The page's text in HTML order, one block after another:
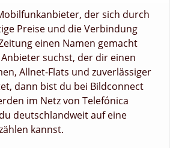
der sich durch
Preise und die Verbindung
einen Namen gemacht
suchst, der dir einen
Allnet-Flats und zuverlässiger
dann bist du bei Bildconnect
im Netz von Telefónica
deutschlandweit auf eine
kannst.